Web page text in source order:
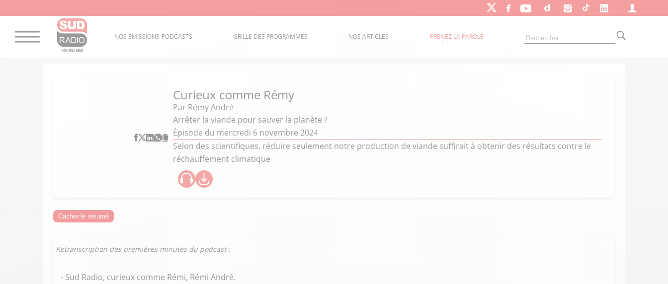
NOS ÉMISSIONS-PODCASTS GRILLE DES PROGRAMMES NOS ARTICLES PRENEZ LA PAROLE
Curieux comme Rémy
Par Rémy André
Arrêter la viande pour sauver la planète ?
Épisode du mercredi 6 novembre 2024
Selon des scientifiques, réduire seulement notre production de viande suffirait à obtenir des résultats contre le
réchauffement climatique
Cacher le résumé
Retranscription des premières minutes du podcast :
- Sud Radio, curieux comme Rémi, Rémi André.